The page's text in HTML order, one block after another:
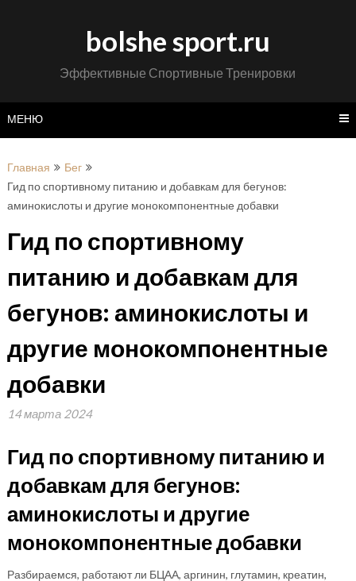
bolshe sport.ru
Эффективные Спортивные Тренировки
МЕНЮ
Главная
Бег
Гид по спортивному питанию и добавкам для бегунов:
аминокислоты и другие монокомпонентные добавки
Гид по спортивному
питанию и добавкам для
бегунов: аминокислоты и
другие монокомпонентные
добавки
14 марта 2024
Гид по спортивному питанию и
добавкам для бегунов:
аминокислоты и другие
монокомпонентные добавки
Разбираемся, работают ли БЦАА, аргинин, глутамин, креатин,